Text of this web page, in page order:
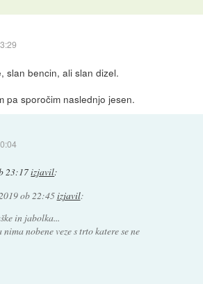
slan bencin, ali slan dizel.
pa sporočim naslednjo jesen.
23:17izjavil:
ob 22:45izjavil:
in jabolka...
nobene veze s trto katere se ne